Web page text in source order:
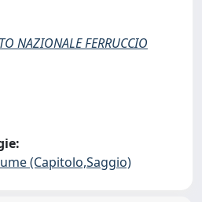
NAZIONALE FERRUCCIO
(Capitolo,Saggio)